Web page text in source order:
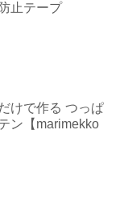
止テープ
けで作る つっぱ
ン【marimekko